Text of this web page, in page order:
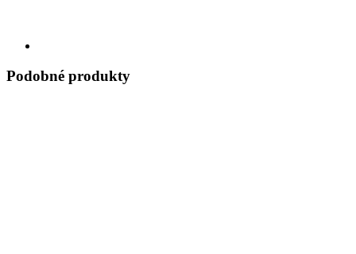
Podobné produkty